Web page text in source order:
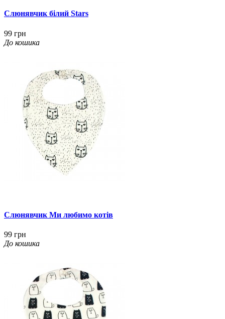
Слюнявчик білий Stars
99 грн
До кошика
Слюнявчик Ми любимо котів
99 грн
До кошика